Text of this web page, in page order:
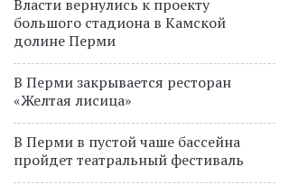
Власти вернулись к проекту
большого стадиона в Камской
долине Перми
В Перми закрывается ресторан
«Желтая лисица»
В Перми в пустой чаше бассейна
пройдет театральный фестиваль